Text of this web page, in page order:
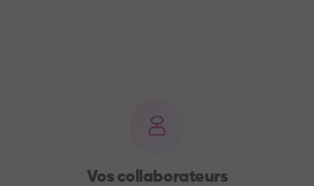
Vos collaborateurs